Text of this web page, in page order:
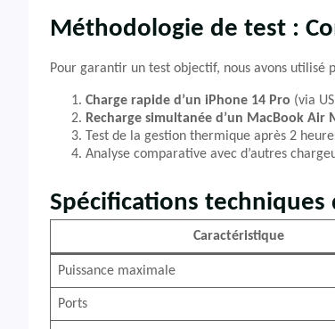
Méthodologie de test :
Pour garantir un test objectif, nous avons utilisé
Charge rapide d’un iPhone 14 Pro (via
Recharge simultanée d’un MacBook
Test de la gestion thermique après 2
Analyse comparative avec d’autres
Spécifications techniques
Caractéristique
Puissance maximale
Ports